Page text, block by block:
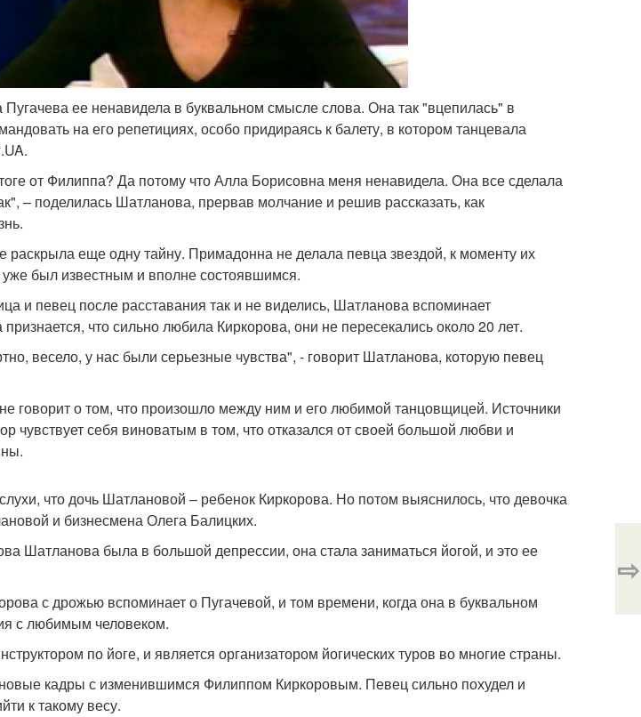
ее ненавидела в буквальном смысле слова. Она так "вцепилась" в
на его репетициях, особо придираясь к балету, в котором танцевала
от Филиппа? Да потому что Алла Борисовна меня ненавидела. Она все сделала
– поделилась Шатланова, прервав молчание и решив рассказать, как
раскрыла еще одну тайну. Примадонна не делала певца звездой, к моменту их
был известным и вполне состоявшимся.
и певец после расставания так и не виделись, Шатланова вспоминает
что сильно любила Киркорова, они не пересекались около 20 лет.
весело, у нас были серьезные чувства", - говорит Шатланова, которую певец
говорит о том, что произошло между ним и его любимой танцовщицей. Источники
чувствует себя виноватым в том, что отказался от своей большой любви и
что дочь Шатлановой – ребенок Киркорова. Но потом выяснилось, что девочка
и бизнесмена Олега Балицких.
Шатланова была в большой депрессии, она стала заниматься йогой, и это ее
с дрожью вспоминает о Пугачевой, и том времени, когда она в буквальном
с любимым человеком.
по йоге, и является организатором йогических туров во многие страны.
кадры с изменившимся Филиппом Киркоровым. Певец сильно похудел и
к такому весу.
⇨